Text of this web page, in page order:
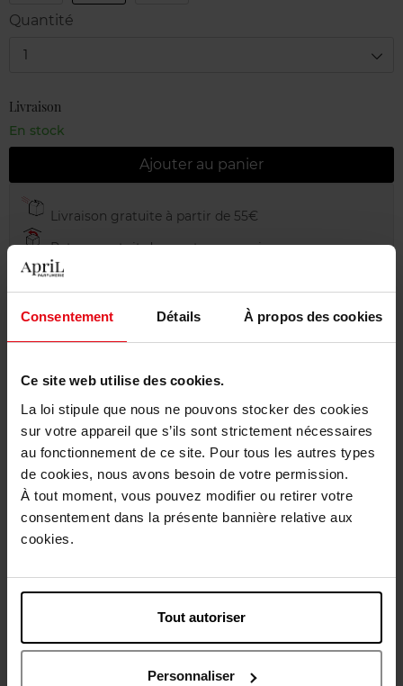
Consentement Détails À propos des cookies
Ce site web utilise des cookies.
La loi stipule que nous ne pouvons stocker des cookies
sur votre appareil que s’ils sont strictement nécessaires
au fonctionnement de ce site. Pour tous les autres types
de cookies, nous avons besoin de votre permission.
À tout moment, vous pouvez modifier ou retirer votre
consentement dans la présente bannière relative aux
cookies.
Tout autoriser
Personnaliser
Quantité
1
Livraison
En stock
Ajouter au panier
Livraison gratuite à partir de 55€
Retour gratuit dans votre magasin
Emballage cadeau offert
Description
Conseil d'utilisation
Caractéristiques
Vous aimerez peut-être